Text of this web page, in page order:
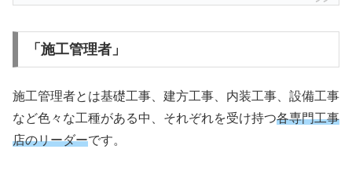
「施工管理者」
施工管理者とは基礎工事、建方工事、内装工事、設備工事
など色々な工種がある中、それぞれを受け持つ各専門工事
店のリーダーです。